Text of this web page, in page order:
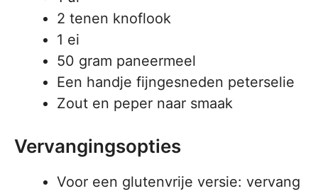
2 tenen knoflook
1 ei
50 gram paneermeel
Een handje fijngesneden peterselie
Zout en peper naar smaak
Vervangingsopties
Voor een glutenvrije versie: vervang